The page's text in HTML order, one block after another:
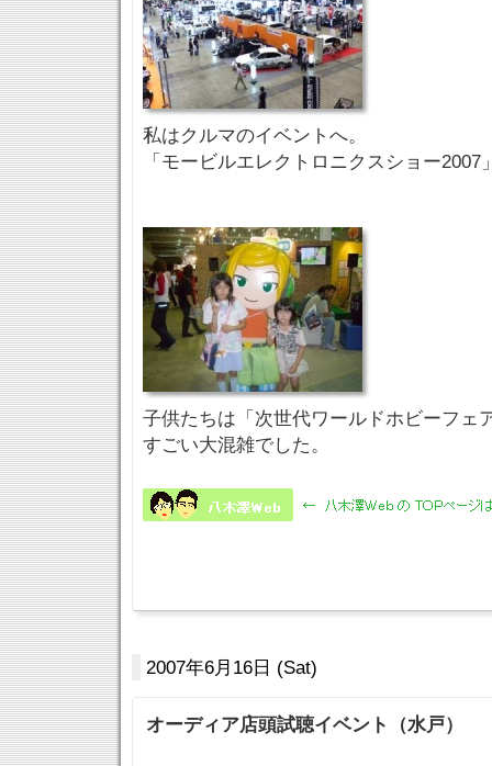
私はクルマのイベントへ。
「モービルエレクトロニクスショー2007
子供たちは「次世代ワールドホビーフェ
すごい大混雑でした。
2007年6月16日 (Sat)
オーディア店頭試聴イベント（水戸）